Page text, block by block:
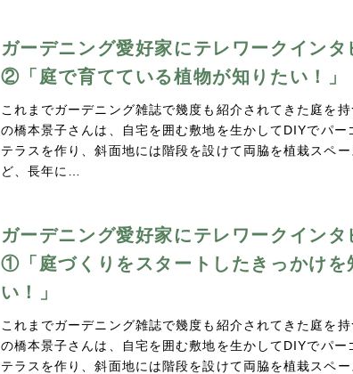
ガーデニング愛好家にテレワークインタ
②「庭で育てている植物が知りたい！」
これまでガーデニング雑誌で幾度も紹介されてきた庭を
の橋本景子さんは、自宅を囲む敷地を生かしてDIYでパー
テラスを作り、斜面地には階段を設けて両脇を植栽スペ
ど、長年に…
ガーデニング愛好家にテレワークインタ
①「庭づくりをスタートしたきっかけを
い！」
これまでガーデニング雑誌で幾度も紹介されてきた庭を
の橋本景子さんは、自宅を囲む敷地を生かしてDIYでパー
テラスを作り、斜面地には階段を設けて両脇を植栽スペ